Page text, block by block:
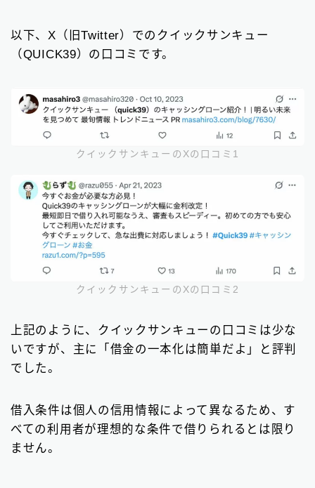
以下、X（旧Twitter）でのクイックサンキュー
（QUICK39）の口コミです。
クイックサンキューのXの口コミ1
クイックサンキューのXの口コミ2
上記のように、クイックサンキューの口コミは少な
いですが、主に「借金の一本化は簡単だよ」と評判
でした。
借入条件は個人の信用情報によって異なるため、す
べての利用者が理想的な条件で借りられるとは限り
ません。